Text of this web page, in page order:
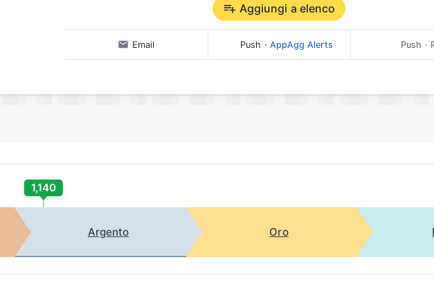
Aggiungi a elenco
Email Push · AppAgg Alerts Push ·
1,140
Argento Oro